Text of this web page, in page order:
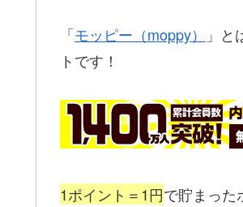
「モッピー（moppy）
」
トです！
1ポイント＝1円で貯まった